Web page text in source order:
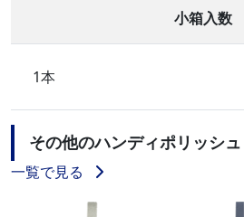
小箱入数
1本
その他のハンディポリッシュ
一覧で見る